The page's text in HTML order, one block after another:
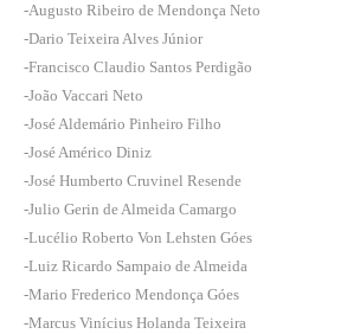
-Augusto Ribeiro de Mendonça Neto
-Dario Teixeira Alves Júnior
-Francisco Claudio Santos Perdigão
-João Vaccari Neto
-José Aldemário Pinheiro Filho
-José Américo Diniz
-José Humberto Cruvinel Resende
-Julio Gerin de Almeida Camargo
-Lucélio Roberto Von Lehsten Góes
-Luiz Ricardo Sampaio de Almeida
-Mario Frederico Mendonça Góes
-Marcus Vinícius Holanda Teixeira